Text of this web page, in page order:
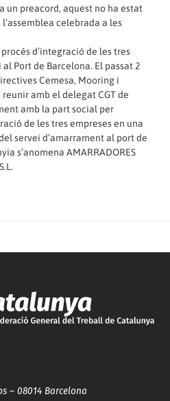
un preacord, aquest no ha estat
celebrada a les
d’integració de les tres
Port de Barcelona. El passat 2
Cemesa, Mooring i
reunir amb el delegat CGT de
amb la part social per
de les tres empreses en una
servei d’amarrament al port de
s’anomena AMARRADORES
– 08014 Barcelona